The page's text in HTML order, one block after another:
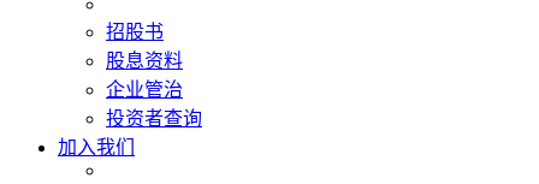
招股书
股息资料
企业管治
投资者查询
加入我们